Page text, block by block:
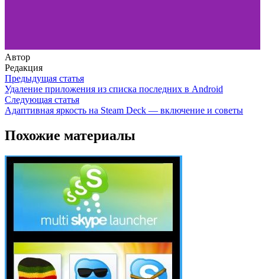
Автор
Редакция
Предыдущая статья
Удаление приложения из списка последних в Android
Следующая статья
Адаптивная яркость на Steam Deck — включение и советы
Похожие материалы